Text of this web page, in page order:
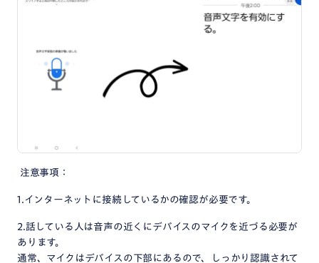
注意事項：
1.インターネットに接続しているかの確認が必要です。
2.話している人は音声の近くにデバイスのマイクを近づる必要が
あります。
通常、マイクはデバイスの下部にあるので、しっかり認識されて